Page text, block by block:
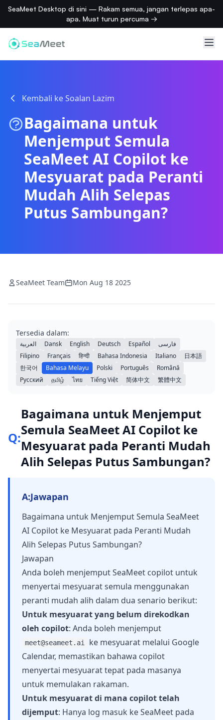
SeaMeet Desktop di sini — Rakam semua, jangan terlepas apa-
apa. Muat turun percuma →
Kembali ke Soalan Lazim
Bagaimana untuk
Menjemput Semula
SeaMeet AI Copilot ke
Mesyuarat pada Peranti
Mudah Alih Selepas
Putus Sambungan?
SeaMeet Team Mon Aug 18 2025
Tersedia dalam:
العربية Dansk English Deutsch Español
فارسی
Filipino
Français हिन्दी Bahasa Indonesia Italiano
日本語
한국어
Bahasa Melayu Polski Português
Română
Русский
தமிழ் ไทย Tiếng Việt 简体中文 繁體中文
Q:
Bagaimana untuk Menjemput
Semula SeaMeet AI Copilot ke
Mesyuarat pada Peranti Mudah
Alih Selepas Putus Sambungan?
A:Jawapan
Bagaimana untuk Menjemput Semula SeaMeet
AI Copilot ke Mesyuarat pada Peranti Mudah
Alih Selepas Putus Sambungan?
Jawapan
Anda boleh menjemput SeaMeet copilot untuk
menyertai mesyuarat semula menggunakan
peranti mudah alih dalam dua senario berikut:
Untuk mesyuarat yang belum direkodkan
oleh copilot: Anda boleh menjemput
meet@seameet.ai
ke mesyuarat melalui Google
Calendar, memastikan bahawa copilot
menyertai mesyuarat tepat pada masanya
untuk memulakan rakaman.
Untuk mesyuarat di mana copilot telah
dijemput: Hanya log masuk ke SeaMeet pada